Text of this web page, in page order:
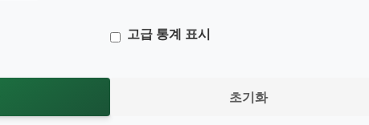
고급 통계 표시
초기화